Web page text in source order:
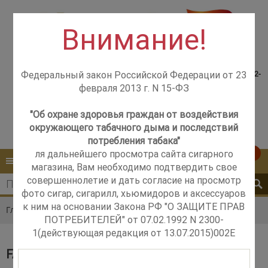
Контакты Обратный звонок
Розничный магазин
м. Добрынинская,
+7 (499) 237-12-56
самовывоз со склада +7(925)502-
КАТАЛОГ МЕНЮ
Главная Каталог Сигары Factory Throwouts
FACTORY THROWOUTS
Внимание!
Федеральный закон Российской Федерации от 23
февраля 2013 г. N 15-ФЗ
"Об охране здоровья граждан от воздействия
окружающего табачного дыма и последствий
потребления табака"
ля дальнейшего просмотра сайта сигарного
магазина, Вам необходимо подтвердить свое
совершеннолетие и дать согласие на просмотр
фото сигар, сигарилл, хьюмидоров и аксессуаров
к ним на основании Закона РФ "О ЗАЩИТЕ ПРАВ
ПОТРЕБИТЕЛЕЙ" от 07.02.1992 N 2300-
1(действующая редакция от 13.07.2015)002E